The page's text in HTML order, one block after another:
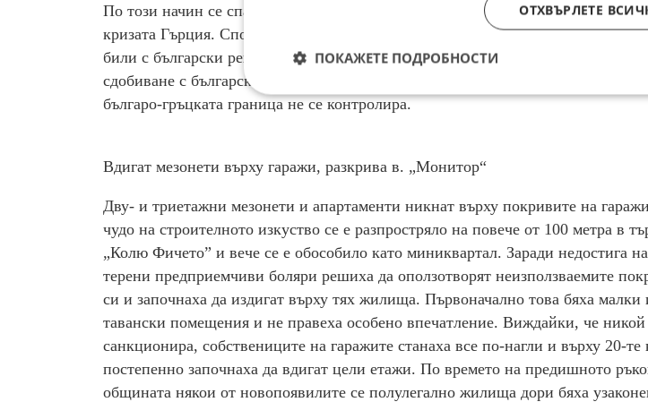
По този начин се спасявали от високите налози, въведени от управляващите в
кризата Гърция. Според информация, цитирана в местните медии, в Гърция
били с български регистрационни номера. Онлайн пък се срещали десетки
сдобиване с български номера, както и ценоразпис на услугата. Трафикът на
българо-гръцката граница не се контролира.
Вдигат мезонети върху гаражи, разкрива в. „Монитор“
Дву- и триетажни мезонети и апартаменти никнат върху покривите на
чудо на строителното изкуство се е разпростряло на повече от 100 метра в
„Колю Фичето” и вече се е обособило като миниквартал. Заради недостига
терени предприемчиви боляри решиха да оползотворят неизползваемите
си и започнаха да издигат върху тях жилища. Първоначално това бяха малки
тавански помещения и не правеха особено впечатление. Виждайки, че никой
санкционира, собствениците на гаражите станаха все по-нагли и върху 20-те
постепенно започнаха да вдигат цели етажи. По времето на предишното
общината някои от новопоявилите се полулегално жилища дори бяха
ОТХВЪРЛЕТЕ
ПОКАЖЕТЕ ПОДРОБНОСТИ